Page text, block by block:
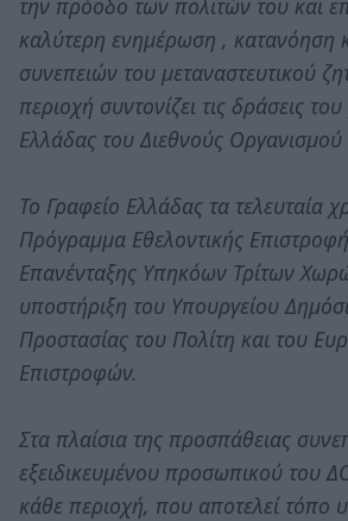
καλύτερη ενημέρωση , κατανόηση
συνεπειών του μεταναστευτικού
περιοχή συντονίζει τις δράσεις
Ελλάδας του Διεθνούς
Το Γραφείο Ελλάδας τα τελευταία
Πρόγραμμα Εθελοντικής
Επανένταξης Υπηκόων Τρίτων
υποστήριξη του Υπουργείου
Προστασίας του Πολίτη και του
Επιστροφών.
Στα πλαίσια της προσπάθειας
εξειδικευμένου προσωπικού του
κάθε περιοχή, που αποτελεί τόπο